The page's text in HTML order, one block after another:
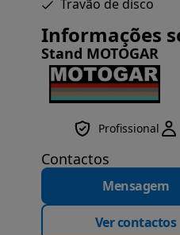
Travão de disco
Informações
Stand MOTOGAR
Profissional
Contactos
Mensagem
Ver contactos